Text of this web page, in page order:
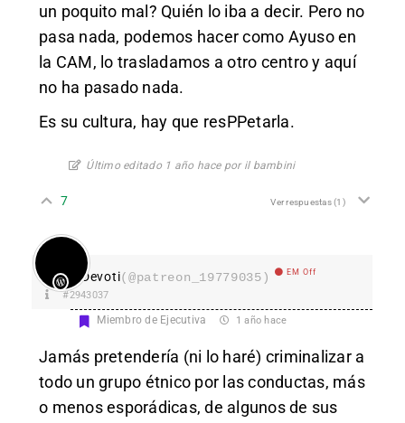
un poquito mal? Quién lo iba a decir. Pero no
pasa nada, podemos hacer como Ayuso en
la CAM, lo trasladamos a otro centro y aquí
no ha pasado nada.
Es su cultura, hay que resPPetarla.
Último editado 1 año hace por il bambini
7 Ver respuestas(1)
Devoti(@patreon_19779035) EM Off
#2943037
Miembro de Ejecutiva 1 año hace
Jamás pretendería (ni lo haré) criminalizar a
todo un grupo étnico por las conductas, más
o menos esporádicas, de algunos de sus